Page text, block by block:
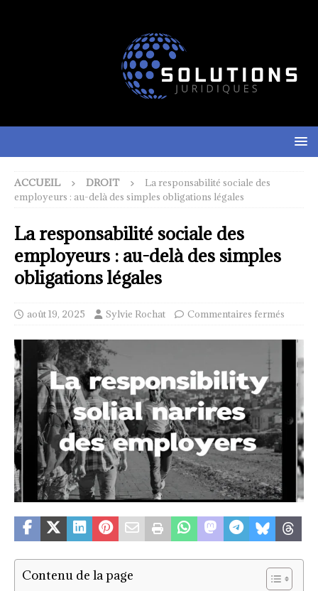
ACCUEIL DROIT
La responsabilité sociale des
employeurs : au-delà des simples obligations légales
La responsabilité sociale des
employeurs : au-delà des simples
obligations légales
août 19, 2025 Sylvie Rochat Commentaires fermés
Contenu de la page